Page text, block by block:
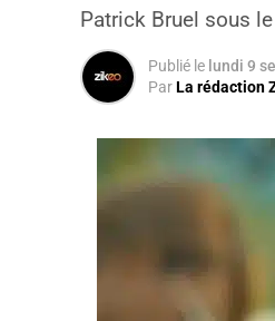
Patrick Bruel sous
Publié le lundi 9
ParLa rédaction